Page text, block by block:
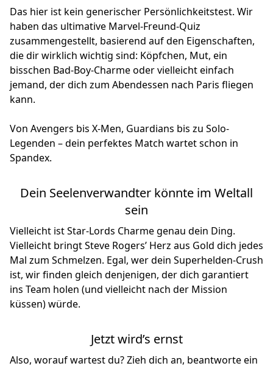
Das hier ist kein generischer Persönlichkeitstest. Wir
haben das ultimative Marvel-Freund-Quiz
zusammengestellt, basierend auf den Eigenschaften,
die dir wirklich wichtig sind: Köpfchen, Mut, ein
bisschen Bad-Boy-Charme oder vielleicht einfach
jemand, der dich zum Abendessen nach Paris fliegen
kann.
Von Avengers bis X-Men, Guardians bis zu Solo-
Legenden – dein perfektes Match wartet schon in
Spandex.
Dein Seelenverwandter könnte im Weltall
sein
Vielleicht ist Star-Lords Charme genau dein Ding.
Vielleicht bringt Steve Rogers’ Herz aus Gold dich jedes
Mal zum Schmelzen. Egal, wer dein Superhelden-Crush
ist, wir finden gleich denjenigen, der dich garantiert
ins Team holen (und vielleicht nach der Mission
küssen) würde.
Jetzt wird’s ernst
Also, worauf wartest du? Zieh dich an, beantworte ein